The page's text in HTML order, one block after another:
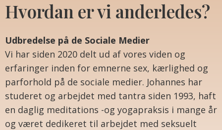
Hvordan er vi anderledes?
Udbredelse på de Sociale Medier
Vi har siden 2020 delt ud af vores viden og
erfaringer inden for emnerne sex, kærlighed og
parforhold på de sociale medier. Johannes har
studeret og arbejdet med tantra siden 1993, haft
en daglig meditations -og yogapraksis i mange år
og været dedikeret til arbejdet med seksuelt